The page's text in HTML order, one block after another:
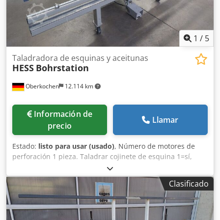
1 / 5
Oberkochen 12.114 km
Taladradora de esquinas y aceitunas
HESS Bohrstation
Información de
precio
Llamar
Estado: listo para usar (usado), Número de motores de
perforación 1 pieza. Taladrar cojinete de esquina 1=sí,
0=no 1 sí_sí Oliva de perforación 1=si, 0=no 1 si_si 1
estación de perforación de herrajes HESS para cojinetes de
esquina y olivas Esta estación de perforación de Hess
ofrece mucha tecnología de perforación por poco dinero
para manualidades. Una estación completa para taladrar
Clasificado